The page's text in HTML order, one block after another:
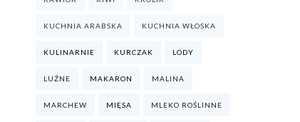
KUCHNIA ARABSKA KUCHNIA WŁOSKA
KULINARNIE KURCZAK LODY
LUŹNE MAKARON MALINA
MARCHEW MIĘSA MLEKO ROŚLINNE